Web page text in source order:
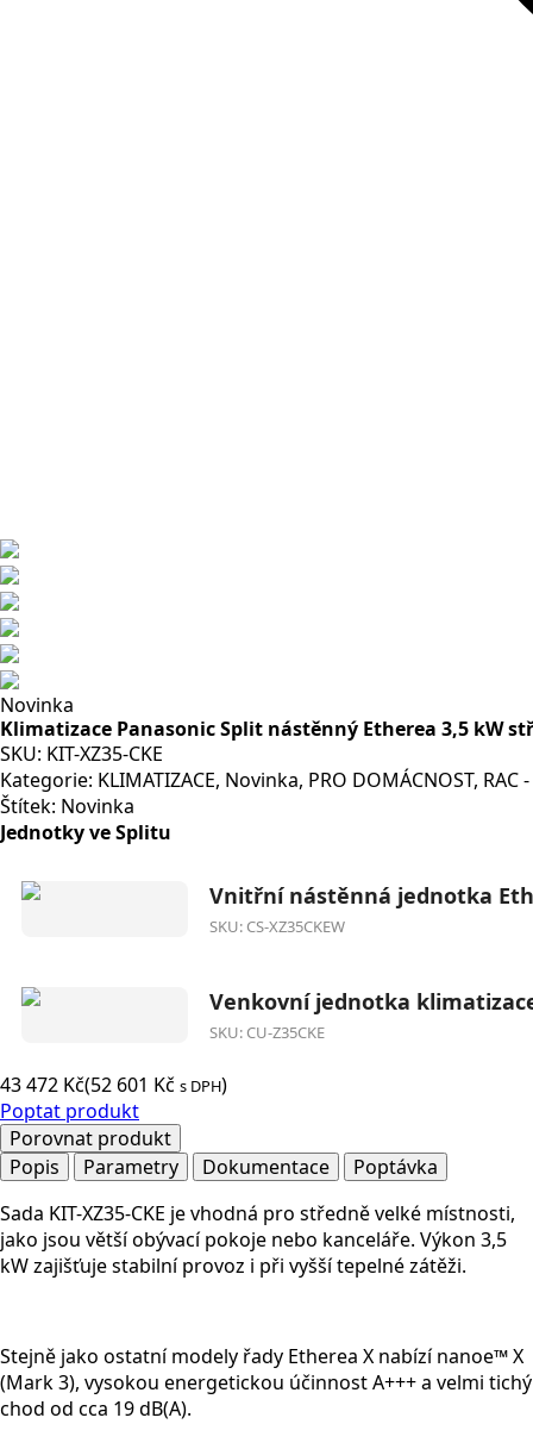
Novinka
Klimatizace Panasonic Split nástěnný Etherea 3,5 kW
SKU: KIT-XZ35-CKE
Kategorie: KLIMATIZACE, Novinka, PRO DOMÁCNOST, RAC
Štítek: Novinka
Jednotky ve Splitu
Vnitřní nástěnná jednotka
SKU: CS-XZ35CKEW
Venkovní jednotka
SKU: CU-Z35CKE
43 472 Kč(52 601 Kč s DPH)
Poptat produkt
Porovnat produkt
Popis
Parametry Dokumentace
Poptávka
Sada KIT-XZ35-CKE je vhodná pro středně velké místnosti,
jako jsou větší obývací pokoje nebo kanceláře. Výkon 3,5
kW zajišťuje stabilní provoz i při vyšší tepelné zátěži.
Stejně jako ostatní modely řady Etherea X nabízínanoe™ X
(Mark 3), vysokou energetickou účinnost A+++ a velmi tichý
chod od cca 19 dB(A).